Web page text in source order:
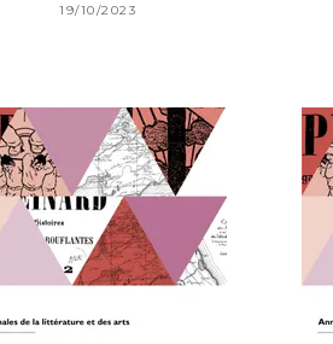
19/10/2023